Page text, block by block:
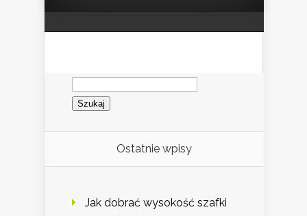
Szukaj:
Ostatnie wpisy
Jak dobrać wysokość szafki